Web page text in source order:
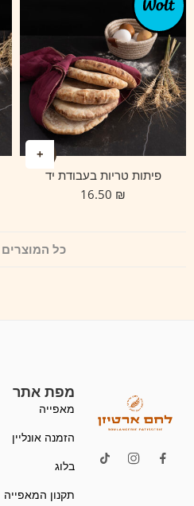
פיתות טריות בעבודת יד
₪
כל המוצרים
מפת אתר
מאפייה
הזמנה אונליין
בלוג
תקנון המאפייה